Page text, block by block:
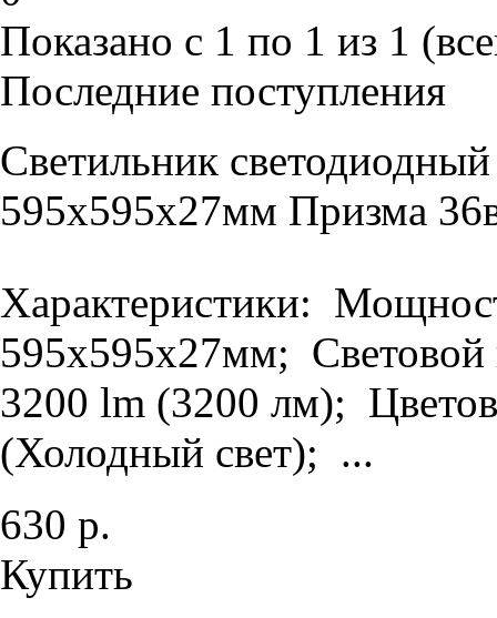
Показано с 1 по 1 из 1
Последние поступления
Светильник
595х595х27мм Призма
Характеристики:
595х595х27мм; Световой
3200 lm (3200 лм);
(Холодный свет); ...
630 р.
Купить